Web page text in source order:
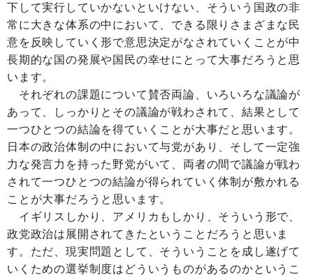
下して実行していかないといけない、そういう国政の非
常に大きな体系の中において、できる限りさまざまな民
意を反映していく形で意思決定がなされていくことが中
長期的な国の発展や国民の幸せにとって大事だろうと思
います。
それぞれの課題について賛否両論、いろいろな議論が
あって、しっかりとその議論が戦わされて、結果として
一つひとつの結論を得ていくことが大事だと思います。
日本の政治体制の中において与党があり、そして一定強
力な発言力を持った野党がいて、両者の間で議論が戦わ
されて一つひとつの結論が得られていく体制が敷かれる
ことが大事だろうと思います。
イギリスしかり、アメリカもしかり、そういう形で、
政党政治は展開されてきたということだろうと思いま
す。ただ、現実問題として、そういうことを成し遂げて
いくための選挙制度はどういうものがあるのかというこ